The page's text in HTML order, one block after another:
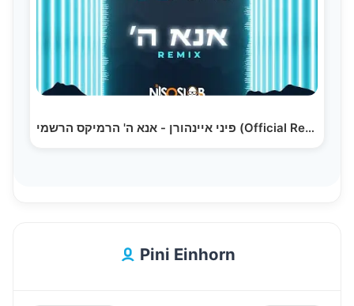
פיני איינהורן - אנא ה' הרמיקס הרשמי (Official Remix…
Pini Einhorn